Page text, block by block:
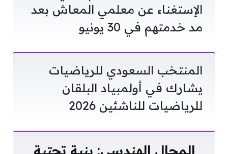
الإستغناء عن معلمي المعاش بعد
مد خدمتهم في 30 يونيو
المنتخب السعودي للرياضيات
يشارك في أولمبياد البلقان
للرياضيات للناشئين 2026
المجال الهندسي: بنية تحتية